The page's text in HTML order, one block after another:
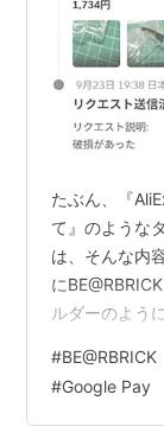
たぶん、『
て』のような
は、そんな内
に
ルダーのよう
nagask-
ースは国内で
ど、それらは
#BE@RBRICK
#Google Pay